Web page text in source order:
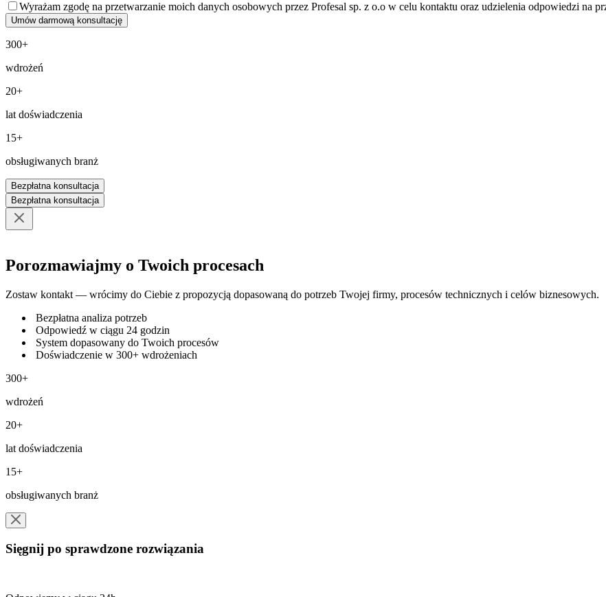
Wyrażam zgodę na przetwarzanie moich danych osobowych przez Profesal sp. z o.o w celu kontaktu oraz udzielenia odpowiedzi na
300+
wdrożeń
20+
lat doświadczenia
15+
obsługiwanych branż
Bezpłatna konsultacja
Bezpłatna konsultacja
Porozmawiajmy o Twoich procesach
Zostaw kontakt — wrócimy do Ciebie z propozycją dopasowaną do potrzeb Twojej firmy, procesów technicznych i celów biznesowych.
Bezpłatna analiza potrzeb
Odpowiedź w ciągu 24 godzin
System dopasowany do Twoich procesów
Doświadczenie w 300+ wdrożeniach
300+
wdrożeń
20+
lat doświadczenia
15+
obsługiwanych branż
Sięgnij po sprawdzone rozwiązania